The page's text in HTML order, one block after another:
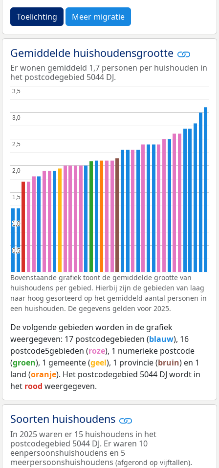
Toelichting Meer migratie
Gemiddelde huishoudensgrootte
Er wonen gemiddeld 1,7 personen per huishouden in
het postcodegebied 5044 DJ.
0,5
0,5
1,0
1,0
1,5
1,5
2,0
2,0
2,5
2,5
3,0
3,0
3,5
3,5
Bovenstaande grafiek toont de gemiddelde grootte van
huishoudens per gebied. Hierbij zijn de gebieden van laag
naar hoog gesorteerd op het gemiddeld aantal personen in
een huishouden. De gegevens gelden voor 2025.
De volgende gebieden worden in de grafiek
weergegeven: 17 postcodegebieden (blauw), 16
postcode5gebieden (roze), 1 numerieke postcode
(groen), 1 gemeente (geel), 1 provincie (bruin) en 1
land (oranje). Het postcodegebied 5044 DJ wordt in
het rood weergegeven.
Soorten huishoudens
In 2025 waren er 15 huishoudens in het
postcodegebied 5044 DJ. Er waren 10
eenpersoonshuishoudens en 5
meerpersoonshuishoudens (afgerond op vijftallen).